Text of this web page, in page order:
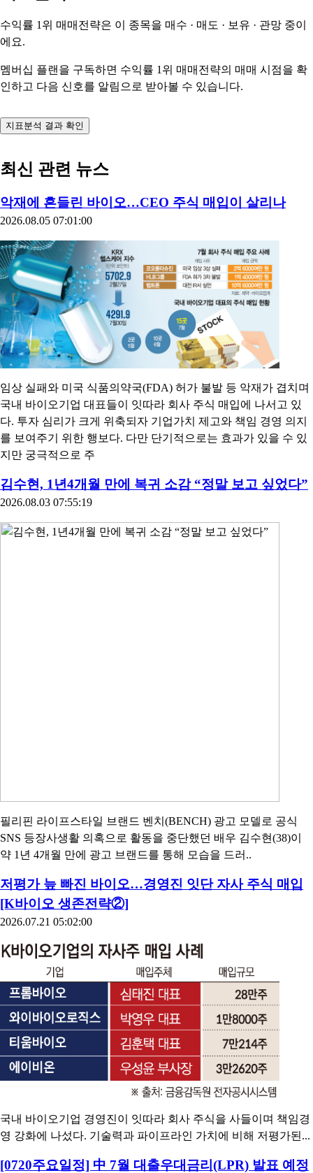
수익률 1위 매매전략은 이 종목을 매수 · 매도 · 보유 · 관망 중이
에요.
멤버십 플랜을 구독하면 수익률 1위 매매전략의 매매 시점을 확
인하고 다음 신호를 알림으로 받아볼 수 있습니다.
지표분석 결과 확인
최신 관련 뉴스
악재에 흔들린 바이오…CEO 주식 매입이 살리나
2026.08.05 07:01:00
임상 실패와 미국 식품의약국(FDA) 허가 불발 등 악재가 겹치며
국내 바이오기업 대표들이 잇따라 회사 주식 매입에 나서고 있
다. 투자 심리가 크게 위축되자 기업가치 제고와 책임 경영 의지
를 보여주기 위한 행보다. 다만 단기적으로는 효과가 있을 수 있
지만 궁극적으로 주
김수현, 1년4개월 만에 복귀 소감 “정말 보고 싶었다”
2026.08.03 07:55:19
필리핀 라이프스타일 브랜드 벤치(BENCH) 광고 모델로 공식
SNS 등장사생활 의혹으로 활동을 중단했던 배우 김수현(38)이
약 1년 4개월 만에 광고 브랜드를 통해 모습을 드러..
저평가 늪 빠진 바이오…경영진 잇단 자사 주식 매입
[K바이오 생존전략②]
2026.07.21 05:02:00
국내 바이오기업 경영진이 잇따라 회사 주식을 사들이며 책임경
영 강화에 나섰다. 기술력과 파이프라인 가치에 비해 저평가된...
[0720주요일정] 中 7월 대출우대금리(LPR) 발표 예정